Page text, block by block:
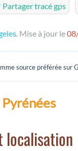
Partager tracé gps
. Mise à jour le
source préférée sur
localisation